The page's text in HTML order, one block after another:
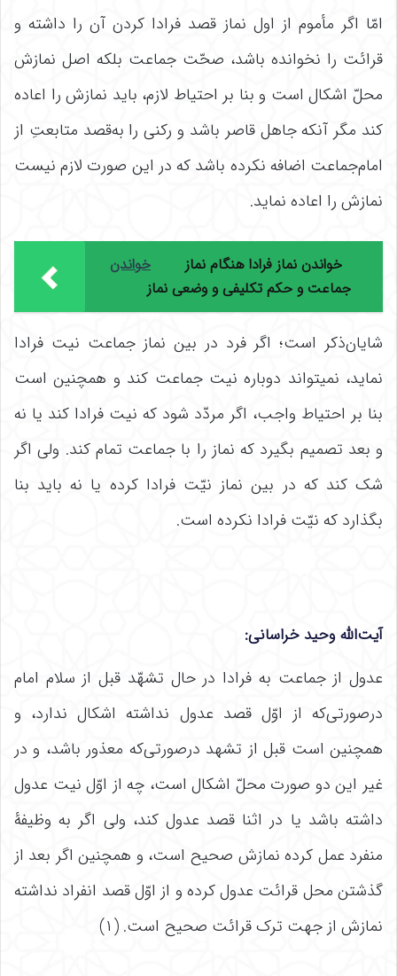
امّا اگر مأموم از اول نماز قصد فرادا کردن آن را داشته و
قرائت را نخوانده باشد، صحّت جماعت بلکه اصل نمازش
محلّ اشکال است و بنا بر احتیاط لازم، باید نمازش را اعاده
کند مگر آنکه جاهل قاصر باشد و رکنی را به‌قصد متابعتِ از
امام‌جماعت اضافه نکرده باشد که در این صورت لازم نیست
نمازش را اعاده نماید.
خواندن
خواندن نماز فرادا هنگام نماز
جماعت و حکم تکلیفی و وضعی نماز
شایان‌ذکر است؛ اگر فرد در بین نماز جماعت نیت فرادا
نماید، نمی‏تواند دوباره نیت جماعت کند و همچنین است
بنا بر احتیاط واجب، اگر مردّد شود که نیت فرادا کند یا نه
و بعد تصمیم بگیرد که نماز را با جماعت تمام کند. ولی اگر
شک کند که در بین نماز نیّت فرادا کرده یا نه باید بنا
بگذارد که نیّت فرادا نکرده است.
آیت‌الله وحید خراسانی:
عدول از جماعت به فرادا در حال تشهّد قبل از سلام امام
درصورتی‌که از اوّل قصد عدول نداشته اشکال ندارد، و
همچنین است قبل از تشهد درصورتی‌که معذور باشد، و در
غیر این دو صورت محلّ اشکال است، چه از اوّل نیت عدول
داشته باشد یا در اثنا قصد عدول کند، ولی اگر به وظیفۀ
منفرد عمل کرده نمازش صحیح است، و همچنین اگر بعد از
گذشتن محل قرائت عدول کرده و از اوّل قصد انفراد نداشته
نمازش از جهت ترک قرائت صحیح است. (۱)